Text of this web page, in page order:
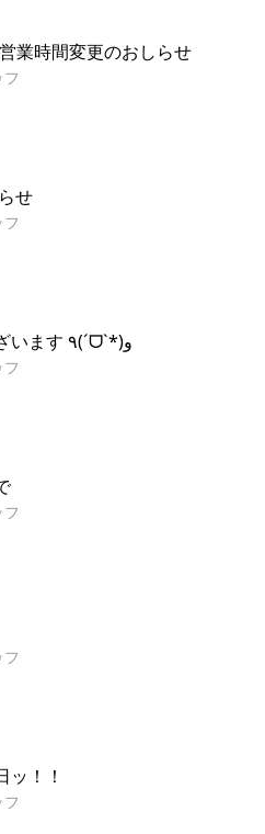
業時間変更のおしらせ
せ
ご成約ありがとうございます ٩(ˊᗜˋ*)و
ッ！！